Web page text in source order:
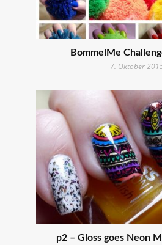
BommelMe
7. Oktober
p2 – Gloss goes Neon